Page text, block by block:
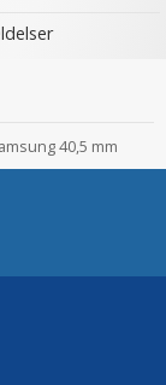
40,5 mm